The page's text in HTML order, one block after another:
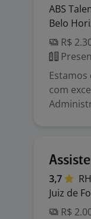
ABS
Belo
R$
com
3,7
Juiz de
R$